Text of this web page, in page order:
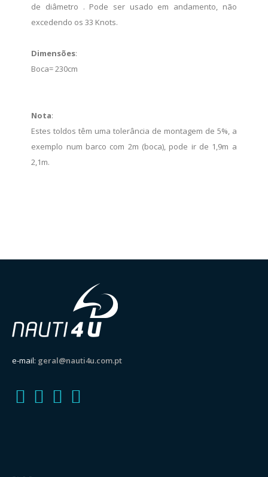
de diâmetro . Pode ser usado em andamento, não
excedendo os 33 Knots.
Dimensões:
Boca= 230cm
Nota:
Estes toldos têm uma tolerância de montagem de 5%, a
exemplo num barco com 2m (boca), pode ir de 1,9m a
2,1m.
e-mail: geral@nauti4u.com.pt